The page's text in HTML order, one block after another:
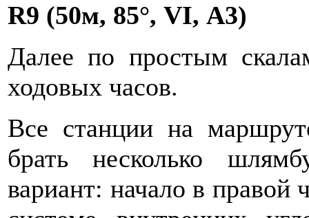
R9 (50м, 85°, VI, А3)
Далее по простым
ходовых часов.
Все станции на
брать несколько
вариант: начало в правой